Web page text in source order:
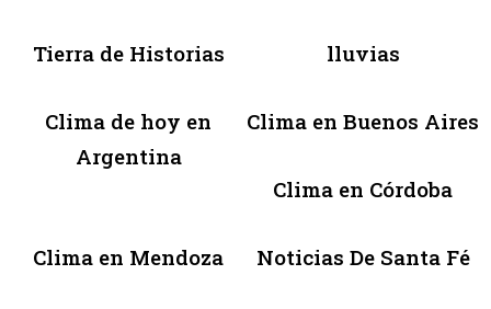
Tierra de Historias lluvias
Clima de hoy en
Argentina
Clima en Buenos Aires
Clima en Córdoba
Clima en Mendoza Noticias De Santa Fé